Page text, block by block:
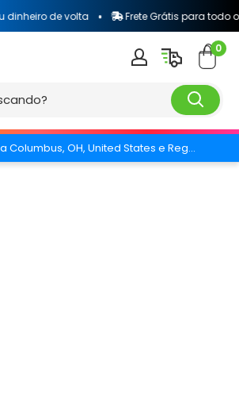
volta Frete Grátis para todo o Brasil
0
Frete grátis para Columbus, OH, United States e Região.